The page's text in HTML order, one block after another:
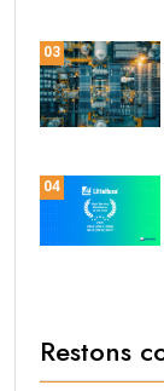
03
04
Restons